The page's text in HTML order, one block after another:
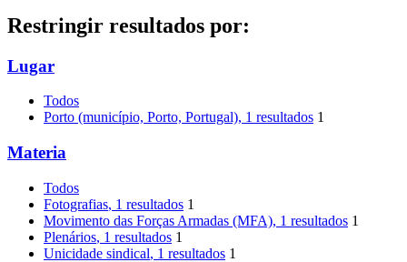
Restringir resultados por:
Lugar
Todos
Porto (município, Porto, Portugal), 1 resultados 1
Materia
Todos
Fotografias, 1 resultados 1
Movimento das Forças Armadas (MFA), 1 resultados 1
Plenários, 1 resultados 1
Unicidade sindical, 1 resultados 1